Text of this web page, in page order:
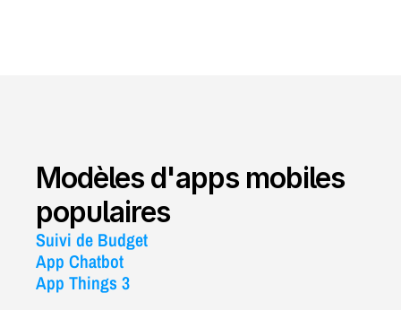
Modèles d'apps mobiles
populaires
Suivi de Budget
App Chatbot
App Things 3